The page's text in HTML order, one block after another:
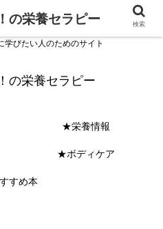
学びたい人のためのサイト
の栄養セラピー
★栄養情報
★ボディケア
すめ本
の栄養セラピー 検索